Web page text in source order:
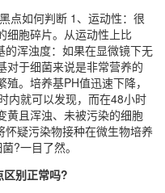
点如何判断 1、运动性：很
细胞碎片。从运动性上比
浑浊度：如果在显微镜下无
对于细菌来说是非常营养的
。培养基PH值迅速下降，
内就可以发现，而在48小时
黄且浑浊、未被污染的细胞
疑污染物接种在微生物培养
?一目了然。
区别正常吗?